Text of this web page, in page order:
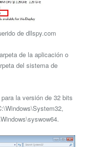
de dllspy.com
de la aplicación o
del sistema de
la versión de 32 bits